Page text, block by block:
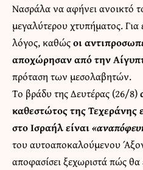
Νασράλα να αφήνει ανοικτό
μεγαλύτερου χτυπήματος. Για
λόγος, καθώςοι
αποχώρησαν από την
πρόταση των μεσολαβητών.
Το βράδυ της Δευτέρας (26/8)
καθεστώτος της Τεχεράνης
στο Ισραήλ είναι
του αυτοαποκαλούμενου
αποφασίσει ξεχωριστά πώς